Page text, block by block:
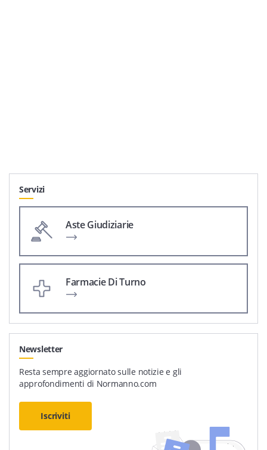
Servizi
Aste Giudiziarie
Farmacie Di Turno
Newsletter
Resta sempre aggiornato sulle notizie e gli
approfondimenti di Normanno.com
Iscriviti